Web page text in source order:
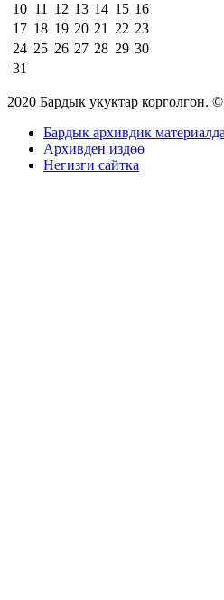
10 11 12 13 14 15 16
17 18 19 20 21 22 23
24 25 26 27 28 29 30
31
2020 Бардык укуктар
Бардык архивдик
Архивден издөө
Негизги сайтка